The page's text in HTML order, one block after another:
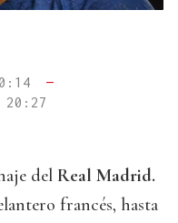
—
del Real Madrid.
francés, hasta